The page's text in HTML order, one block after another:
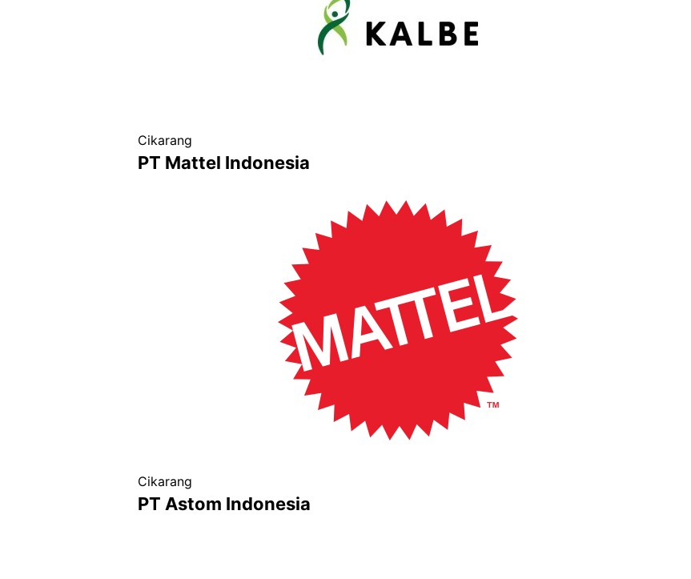
Cikarang
PT Mattel Indonesia
Cikarang
PT Astom Indonesia